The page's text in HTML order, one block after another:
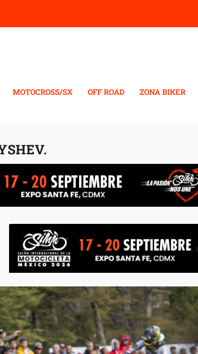
MOTOCROSS/SX OFF ROAD ZONA BIKER